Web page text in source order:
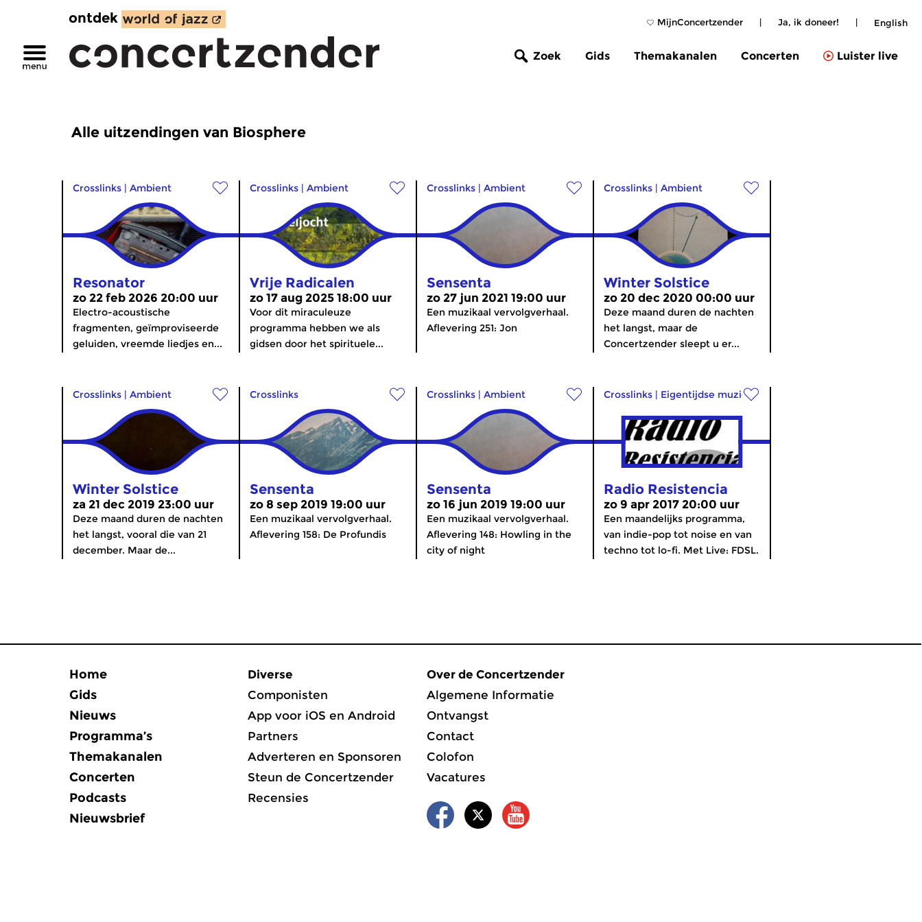
MijnConcertzender | Ja, ik doneer! | English
ontdek
Zoek Gids Themakanalen Concerten Luister live
Alle uitzendingen van Biosphere
Crosslinks | Ambient
Resonator
zo 22 feb 2026 20:00 uur
Electro-acoustische
fragmenten, geïmproviseerde
geluiden, vreemde liedjes en...
Crosslinks | Ambient
Vrije Radicalen
zo 17 aug 2025 18:00 uur
Voor dit miraculeuze
programma hebben we als
gidsen door het spirituele...
Crosslinks | Ambient
Sensenta
zo 27 jun 2021 19:00 uur
Een muzikaal vervolgverhaal.
Aflevering 251: Jon
Crosslinks | Ambient
Winter Solstice
zo 20 dec 2020 00:00 uur
Deze maand duren de nachten
het langst, maar de
Concertzender sleept u er...
Crosslinks | Ambient
Winter Solstice
za 21 dec 2019 23:00 uur
Deze maand duren de nachten
het langst, vooral die van 21
december. Maar de...
Crosslinks
Sensenta
zo 8 sep 2019 19:00 uur
Een muzikaal vervolgverhaal.
Aflevering 158: De Profundis
Crosslinks | Ambient
Sensenta
zo 16 jun 2019 19:00 uur
Een muzikaal vervolgverhaal.
Aflevering 148: Howling in the
city of night
Crosslinks | Eigentijdse muziek
Radio Resistencia
zo 9 apr 2017 20:00 uur
Een maandelijks programma,
van indie-pop tot noise en van
techno tot lo-fi. Met Live: FDSL.
Home
Gids
Nieuws
Programma’s
Themakanalen
Concerten
Podcasts
Nieuwsbrief
Diverse
Componisten
App voor iOS en Android
Partners
Adverteren en Sponsoren
Steun de Concertzender
Recensies
Over de Concertzender
Algemene Informatie
Ontvangst
Contact
Colofon
Vacatures